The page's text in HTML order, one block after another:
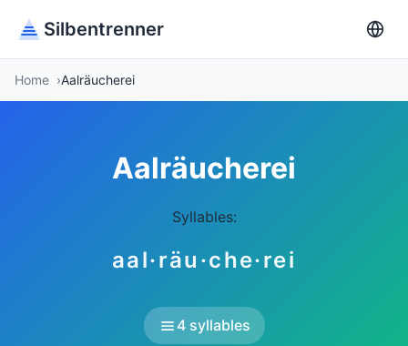
Silbentrenner
Home Aalräucherei
Aalräucherei
Syllables:
aal·räu·che·rei
4 syllables